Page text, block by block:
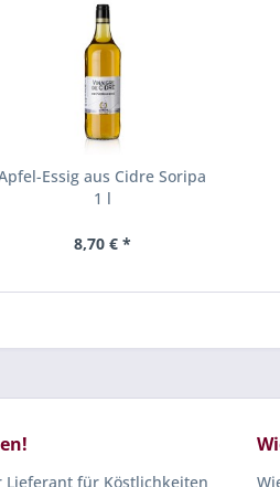
Essig aus Cidre Soripa
1 l
8,70 € *
Lieferant für Köstlichkeiten